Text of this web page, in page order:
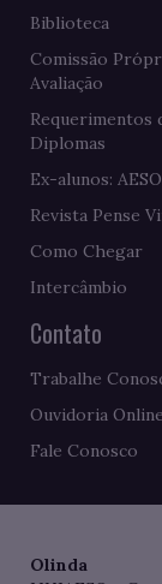
Biblioteca
Comissão
Avaliação
Requerimentos
Diplomas
Ex-alunos:
Revista Pense
Como Chegar
Intercâmbio
Contato
Trabalhe
Ouvidoria Online
Fale Conosco
Olinda